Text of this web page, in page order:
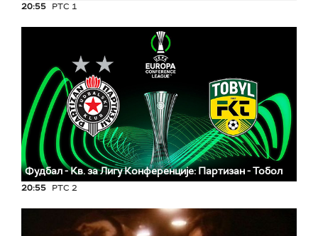
20:55 РТС 1
Фудбал - Кв. за Лигу Конференције: Партизан - Тобол
20:55 РТС 2